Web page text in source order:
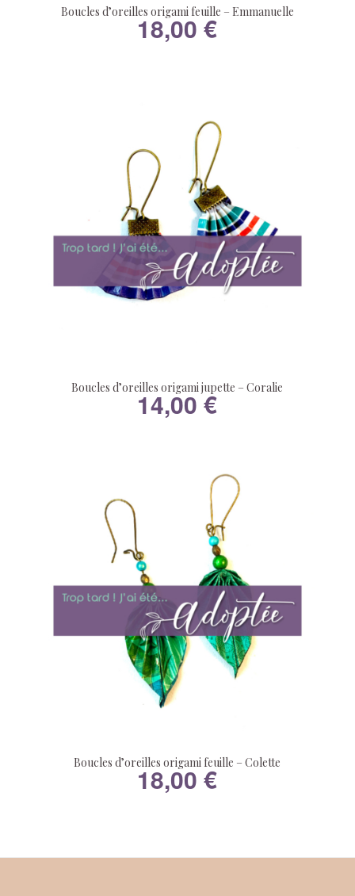
Boucles d’oreilles origami feuille – Emmanuelle
18,00€
Boucles d’oreilles origami jupette – Coralie
14,00€
Boucles d’oreilles origami feuille – Colette
18,00€